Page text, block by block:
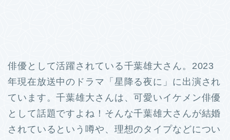
俳優として活躍されている千葉雄大さん。 2023
年現在放送中のドラマ「星降る夜に」に出演され
ています。千葉雄大さんは、可愛いイケメン俳優
として話題ですよね！ そんな千葉雄大さんが結婚
されているという噂や、理想のタイプなどについ